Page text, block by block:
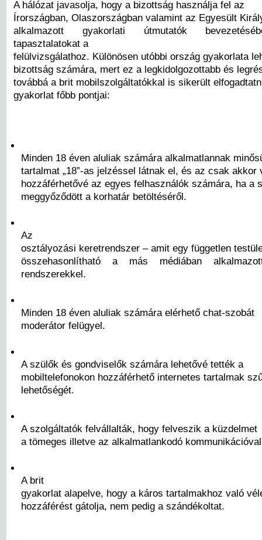
A hálózat javasolja, hogy a bizottság használja fel az
Írországban, Olaszországban valamint az Egyesült
alkalmazott gyakorlati útmutatók
tapasztalatokat a
felülvizsgálathoz. Különösen utóbbi ország gyakorlata
bizottság számára, mert ez a legkidolgozottabb és
továbbá a brit mobilszolgáltatókkal is sikerült
gyakorlat főbb pontjai:
Minden 18 éven aluliak számára alkalmatlannak
tartalmat „18”-as jelzéssel látnak el, és az csak akkor
hozzáférhetővé az egyes felhasználók számára, ha a
meggyőződött a korhatár betöltéséről.
Az
osztályozási keretrendszer – amit egy független
összehasonlítható a más médiában
rendszerekkel.
Minden 18 éven aluliak számára elérhető chat-szobát
moderátor felügyel.
A szülők és gondviselők számára lehetővé tették a
mobiltelefonokon hozzáférhető internetes tartalmak
lehetőségét.
A szolgáltatók felvállalták, hogy felveszik a küzdelmet
a tömeges illetve az alkalmatlankodó
A brit
gyakorlat alapelve, hogy a káros tartalmakhoz való
hozzáférést gátolja, nem pedig a szándékoltat.